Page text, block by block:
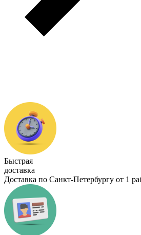
Быстрая
доставка
Доставка по Санкт-Петербургу от 1